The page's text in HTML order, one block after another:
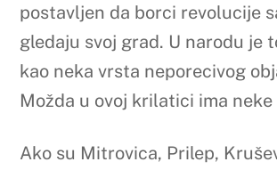
postavljen da borci revolucije
gledaju svoj grad. U narodu je
kao neka vrsta neporecivog
Možda u ovoj krilatici ima
Ako su Mitrovica, Prilep,